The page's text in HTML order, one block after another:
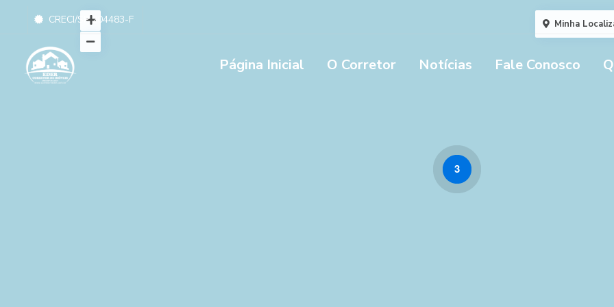
CRECI/SP 204483-F
Página Inicial O Corretor Notícias Fale Conosco
3
Minha